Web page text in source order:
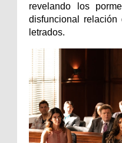
revelando los
disfuncional
letrados.